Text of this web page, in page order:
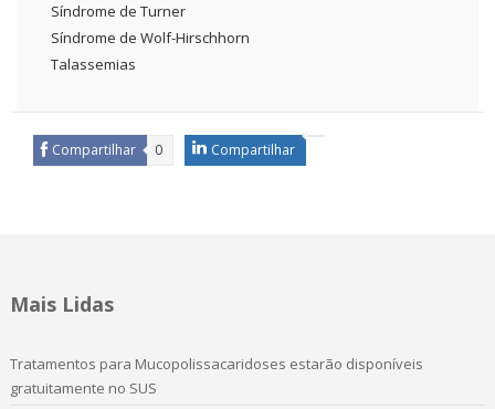
Síndrome de Turner
Síndrome de Wolf-Hirschhorn
Talassemias
Compartilhar 0 Compartilhar
Mais Lidas
Tratamentos para Mucopolissacaridoses estarão disponíveis
gratuitamente no SUS